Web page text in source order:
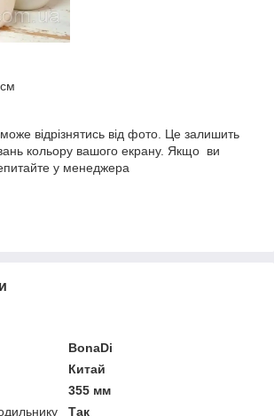
відрізнятись від фото. Це залишить
кольору вашого екрану. Якщо ви
у менеджера
BonaDi
Китай
355 мм
Так